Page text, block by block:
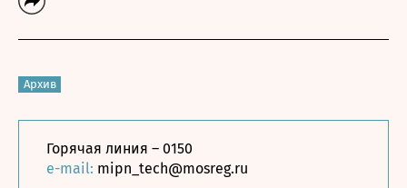
Архив
Горячая линия – 0150
e-mail: mipn_tech@mosreg.ru